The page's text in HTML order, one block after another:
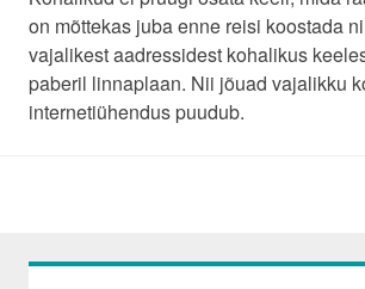
on mõttekas juba enne reisi koostada
vajalikest aadressidest kohalikus
paberil linnaplaan. Nii jõuad vajalikku
internetiühendus puudub.